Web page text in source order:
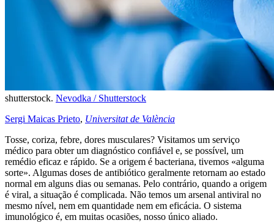
shutterstock. Nevodka / Shutterstock
Sergi Maicas Prieto, Universitat de València
Tosse, coriza, febre, dores musculares? Visitamos um serviço
médico para obter um diagnóstico confiável e, se possível, um
remédio eficaz e rápido. Se a origem é bacteriana, tivemos «alguma
sorte». Algumas doses de antibiótico geralmente retornam ao estado
normal em alguns dias ou semanas. Pelo contrário, quando a origem
é viral, a situação é complicada. Não temos um arsenal antiviral no
mesmo nível, nem em quantidade nem em eficácia. O sistema
imunológico é, em muitas ocasiões, nosso único aliado.